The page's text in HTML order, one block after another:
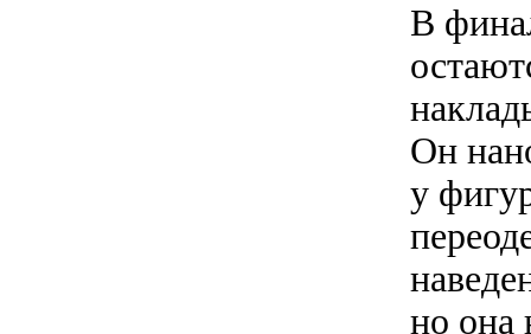
В
Он
у
но она